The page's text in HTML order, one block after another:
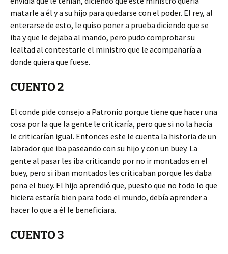
matarle a él y a su hijo para quedarse con el poder. El rey, al
enterarse de esto, le quiso poner a prueba diciendo que se
iba y que le dejaba al mando, pero pudo comprobar su
lealtad al contestarle el ministro que le acompañaría a
donde quiera que fuese.
CUENTO 2
El conde pide consejo a Patronio porque tiene que hacer una
cosa por la que la gente le criticaría, pero que si no la hacía
le criticarían igual. Entonces este le cuenta la historia de un
labrador que iba paseando con su hijo y con un buey. La
gente al pasar les iba criticando por no ir montados en el
buey, pero si iban montados les criticaban porque les daba
pena el buey. El hijo aprendió que, puesto que no todo lo que
hiciera estaría bien para todo el mundo, debía aprender a
hacer lo que a él le beneficiara.
CUENTO 3